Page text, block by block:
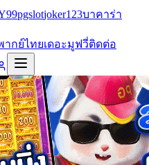
pgslotjoker123บาคาร่า
ากย์ไทยเดอะมูฟวี่ติดต่อ